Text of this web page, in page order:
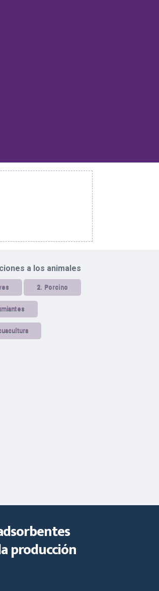
a los animales
2. Porcino
producción